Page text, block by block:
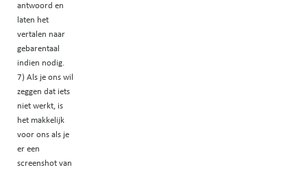
antwoord en
laten het
vertalen naar
gebarentaal
indien nodig.
7) Als je ons wil
zeggen dat iets
niet werkt, is
het makkelijk
voor ons als je
er een
screenshot van